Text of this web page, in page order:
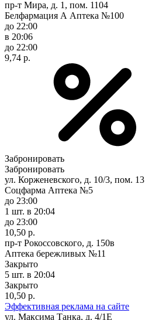
пр-т Мира, д. 1, пом. 1104
Белфармация А Аптека №100
до 22:00
в 20:06
до 22:00
9,74 р.
Забронировать
Забронировать
ул. Корженевского, д. 10/3, пом. 13
Соцфарма Аптека №5
до 23:00
1 шт. в 20:04
до 23:00
10,50 р.
пр-т Рокоссовского, д. 150в
Аптека бережливых №11
Закрыто
5 шт. в 20:04
Закрыто
10,50 р.
Эффективная реклама на сайте
ул. Максима Танка, д. 4/1Е